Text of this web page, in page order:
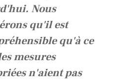
Nous
qu'il est
qu'à ce
mesures
n'aient pas